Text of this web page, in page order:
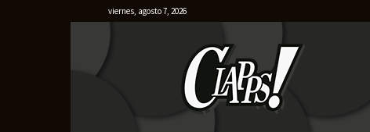
viernes, agosto 7, 2026